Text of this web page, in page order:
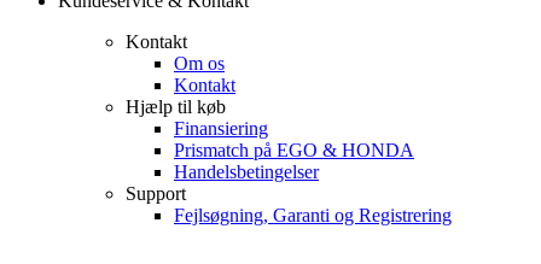
Kontakt
Om os
Kontakt
Hjælp til køb
Finansiering
Prismatch på EGO & HONDA
Handelsbetingelser
Support
Fejlsøgning, Garanti og Registrering